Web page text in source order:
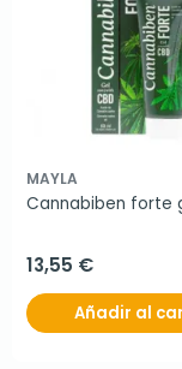
MAYLA
Cannabiben forte
13,55 €
Añadir al